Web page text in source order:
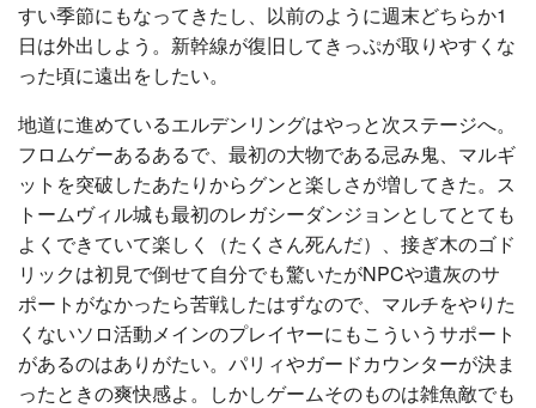
すい季節にもなってきたし、以前のように週末どちらか1
日は外出しよう。新幹線が復旧してきっぷが取りやすくな
った頃に遠出をしたい。
地道に進めているエルデンリングはやっと次ステージへ。
フロムゲーあるあるで、最初の大物である忌み鬼、マルギ
ットを突破したあたりからグンと楽しさが増してきた。ス
トームヴィル城も最初のレガシーダンジョンとしてとても
よくできていて楽しく（たくさん死んだ）、接ぎ木のゴド
リックは初見で倒せて自分でも驚いたがNPCや遺灰のサ
ポートがなかったら苦戦したはずなので、マルチをやりた
くないソロ活動メインのプレイヤーにもこういうサポート
があるのはありがたい。パリィやガードカウンターが決ま
ったときの爽快感よ。しかしゲームそのものは雑魚敵でも